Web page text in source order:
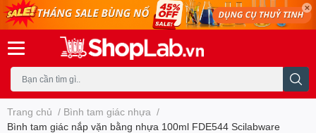
Trang chủ / Bình tam giác nhựa /
Bình tam giác nắp vặn bằng nhựa 100ml FDE544 Scilabware